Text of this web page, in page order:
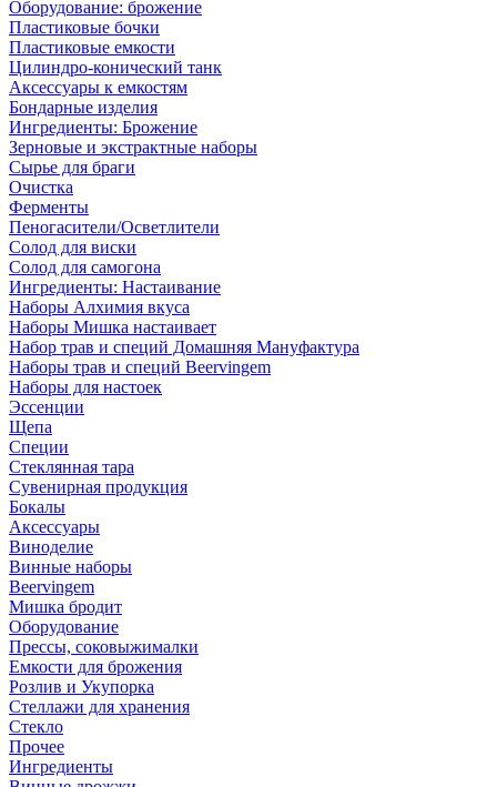
Оборудование: брожение
Пластиковые бочки
Пластиковые емкости
Цилиндро-конический танк
Аксессуары к емкостям
Бондарные изделия
Ингредиенты: Брожение
Зерновые и экстрактные наборы
Сырье для браги
Очистка
Ферменты
Пеногасители/Осветлители
Солод для виски
Солод для самогона
Ингредиенты: Настаивание
Наборы Алхимия вкуса
Наборы Мишка настаивает
Набор трав и специй Домашняя Мануфактура
Наборы трав и специй Beervingem
Наборы для настоек
Эссенции
Щепа
Специи
Стеклянная тара
Сувенирная продукция
Бокалы
Аксессуары
Виноделие
Винные наборы
Beervingem
Мишка бродит
Оборудование
Прессы, соковыжималки
Емкости для брожения
Розлив и Укупорка
Стеллажи для хранения
Стекло
Прочее
Ингредиенты